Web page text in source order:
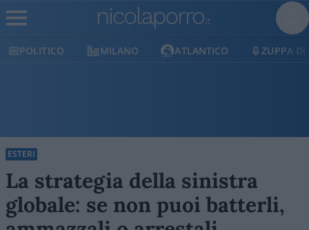
MILANO ATLANTICO ZUPPA DI PORRO
ESTERI
La strategia della sinistra
globale: se non puoi batterli,